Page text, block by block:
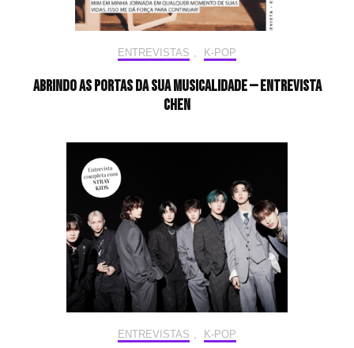
ENTREVISTAS , K-POP
Abrindo as portas da sua musicalidade — Entrevista
CHEN
ENTREVISTAS , K-POP